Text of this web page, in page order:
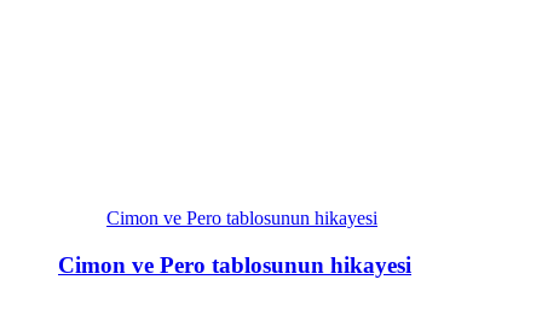
Cimon ve Pero tablosunun hikayesi
Cimon ve Pero tablosunun hikayesi